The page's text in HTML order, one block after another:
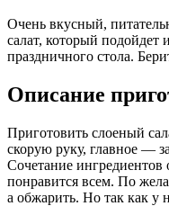
Очень вкусный,
салат, который
праздничного стола.
Описание
Приготовить слоеный
скорую руку, главное —
Сочетание ингредиентов
понравится всем. По
а обжарить. Но так как у